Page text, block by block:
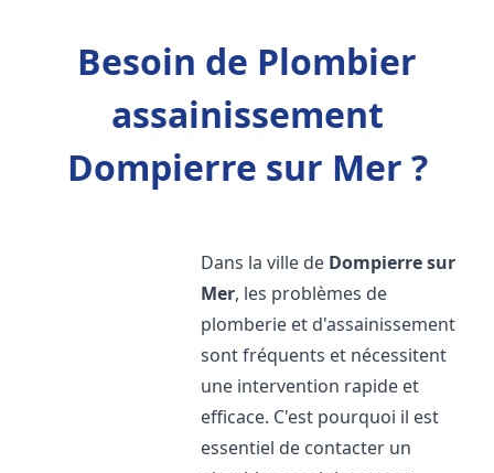
Besoin de Plombier
assainissement
Dompierre sur Mer ?
Dans la ville de Dompierre sur
Mer, les problèmes de
plomberie et d'assainissement
sont fréquents et nécessitent
une intervention rapide et
efficace. C'est pourquoi il est
essentiel de contacter un